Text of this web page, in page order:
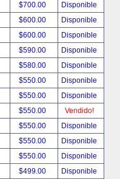
$700.00
Disponible
$600.00
Disponible
$600.00
Disponible
$590.00
Disponible
$580.00
Disponible
$550.00
Disponible
$550.00
Disponible
$550.00
Vendido!
$550.00
Disponible
$550.00
Disponible
$550.00
Disponible
$499.00
Disponible